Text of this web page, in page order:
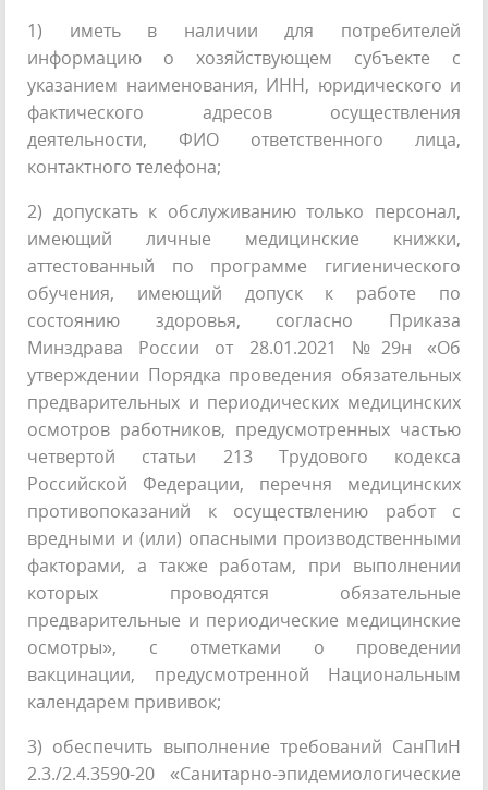
1) иметь в наличии для потребителей
информацию о хозяйствующем субъекте с
указанием наименования, ИНН, юридического и
фактического адресов осуществления
деятельности, ФИО ответственного лица,
контактного телефона;
2) допускать к обслуживанию только персонал,
имеющий личные медицинские книжки,
аттестованный по программе гигиенического
обучения, имеющий допуск к работе по
состоянию здоровья, согласно Приказа
Минздрава России от 28.01.2021 №29н «Об
утверждении Порядка проведения обязательных
предварительных и периодических медицинских
осмотров работников, предусмотренных частью
четвертой статьи 213 Трудового кодекса
Российской Федерации, перечня медицинских
противопоказаний к осуществлению работ с
вредными и (или) опасными производственными
факторами, а также работам, при выполнении
которых проводятся обязательные
предварительные и периодические медицинские
осмотры», с отметками о проведении
вакцинации, предусмотренной Национальным
календарем прививок;
3) обеспечить выполнение требований СанПиН
2.3./2.4.3590-20 «Санитарно-эпидемиологические